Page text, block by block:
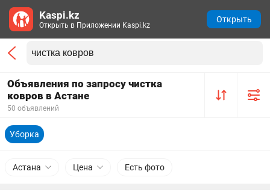
Объявления по запросу чистка
ковров в Астане
50 объявлений
Уборка
Астана Цена Есть фото
Kaspi.kz
Открыть в Приложении Kaspi.kz
Открыть